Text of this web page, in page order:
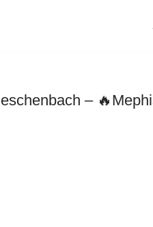
–